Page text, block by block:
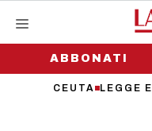
contenutoABBONATI
CEUTA LEGGE